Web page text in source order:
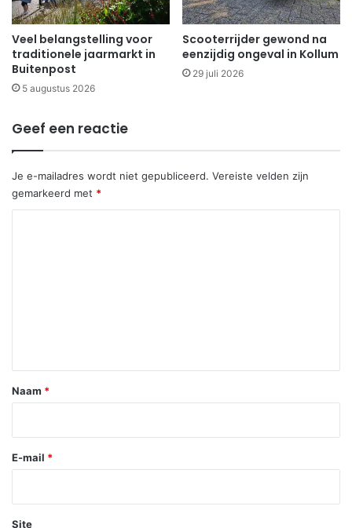
Veel belangstelling voor
traditionele jaarmarkt in
Buitenpost
5 augustus 2026
Scooterrijder gewond na
eenzijdig ongeval in Kollum
29 juli 2026
Geef een reactie
Je e-mailadres wordt niet gepubliceerd. Vereiste velden zijn
gemarkeerd met *
*
Naam *
E-mail *
Site